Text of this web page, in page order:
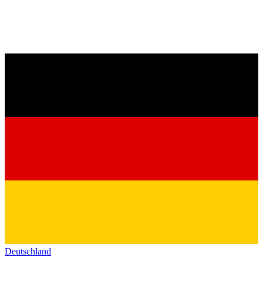
Deutschland